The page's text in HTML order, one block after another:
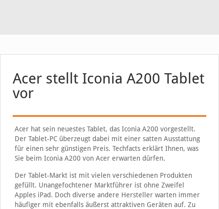
Acer stellt Iconia A200 Tablet
vor
Acer hat sein neuestes Tablet, das Iconia A200 vorgestellt.
Der Tablet-PC überzeugt dabei mit einer satten Ausstattung
für einen sehr günstigen Preis. Techfacts erklärt Ihnen, was
Sie beim Iconia A200 von Acer erwarten dürfen.
Der Tablet-Markt ist mit vielen verschiedenen Produkten
gefüllt. Unangefochtener Marktführer ist ohne Zweifel
Apples iPad. Doch diverse andere Hersteller warten immer
häufiger mit ebenfalls äußerst attraktiven Geräten auf. Zu